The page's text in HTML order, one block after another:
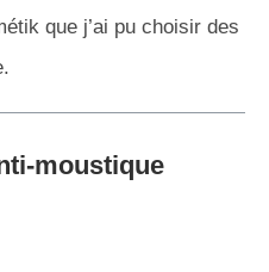
que j’ai pu choisir des
moustique